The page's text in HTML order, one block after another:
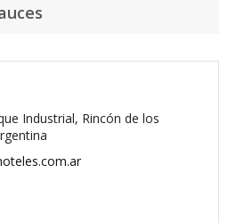
Industrial, Rincón de los